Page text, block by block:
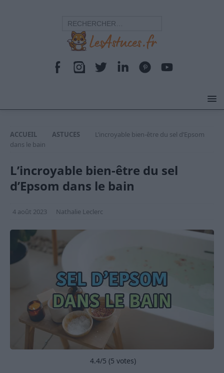
ACCUEIL ASTUCES
L’incroyable bien-être du sel d’Epsom
dans le bain
L’incroyable bien-être du sel
d’Epsom dans le bain
4 août 2023 Nathalie Leclerc
4.4/5 (5 votes)